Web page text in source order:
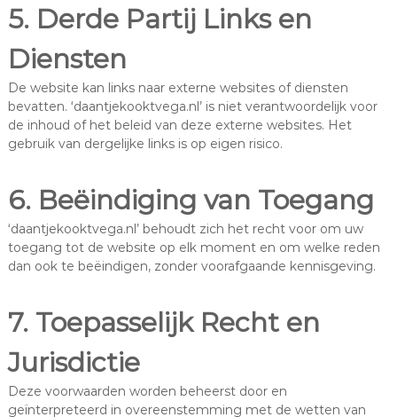
5. Derde Partij Links en
Diensten
De website kan links naar externe websites of diensten
bevatten. ‘daantjekooktvega.nl’ is niet verantwoordelijk voor
de inhoud of het beleid van deze externe websites. Het
gebruik van dergelijke links is op eigen risico.
6. Beëindiging van Toegang
‘daantjekooktvega.nl’ behoudt zich het recht voor om uw
toegang tot de website op elk moment en om welke reden
dan ook te beëindigen, zonder voorafgaande kennisgeving.
7. Toepasselijk Recht en
Jurisdictie
Deze voorwaarden worden beheerst door en
geïnterpreteerd in overeenstemming met de wetten van